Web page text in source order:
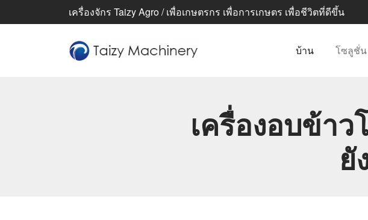
เครื่องจักร Taizy Agro / เพื่อเกษตรกร เพื่อการเกษตร เพื่อชีวิตที่ดีขึ้น
บ้าน โซลูชั่น
เครื่องอบข้า
ยั